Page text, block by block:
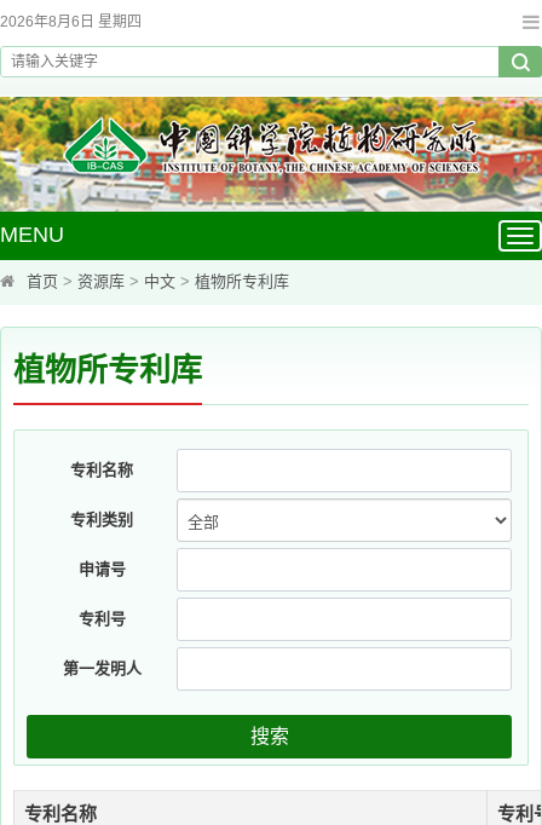
2026年8月6日 星期四
MENU
首页 > 资源库 > 中文 > 植物所专利库
植物所专利库
专利名称
专利类别
申请号
专利号
第一发明人
搜索
专利名称 专利